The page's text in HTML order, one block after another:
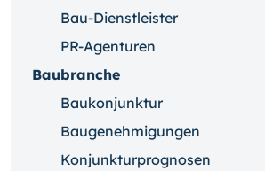
Bau-Dienstleister
PR-Agenturen
Baubranche
Baukonjunktur
Baugenehmigungen
Konjunkturprognosen